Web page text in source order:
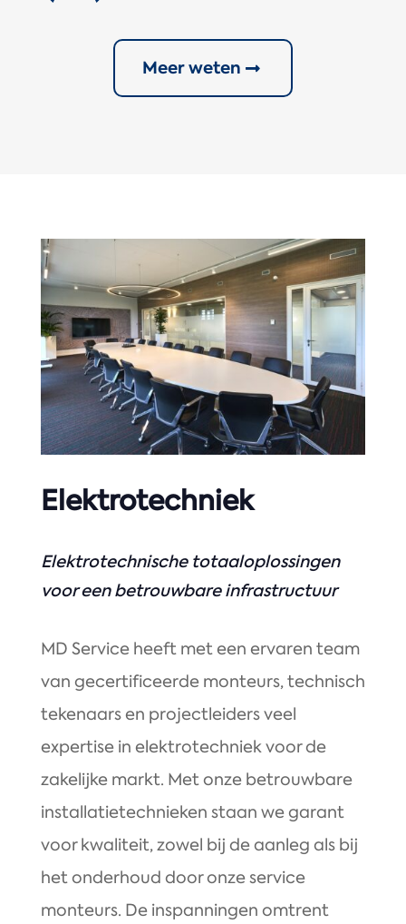
Meer weten
Elektrotechniek
Elektrotechnische totaaloplossingen
voor een betrouwbare infrastructuur
MD Service heeft met een ervaren team
van gecertificeerde monteurs, technisch
tekenaars en projectleiders veel
expertise in elektrotechniek voor de
zakelijke markt. Met onze betrouwbare
installatietechnieken staan we garant
voor kwaliteit, zowel bij de aanleg als bij
het onderhoud door onze service
monteurs. De inspanningen omtrent